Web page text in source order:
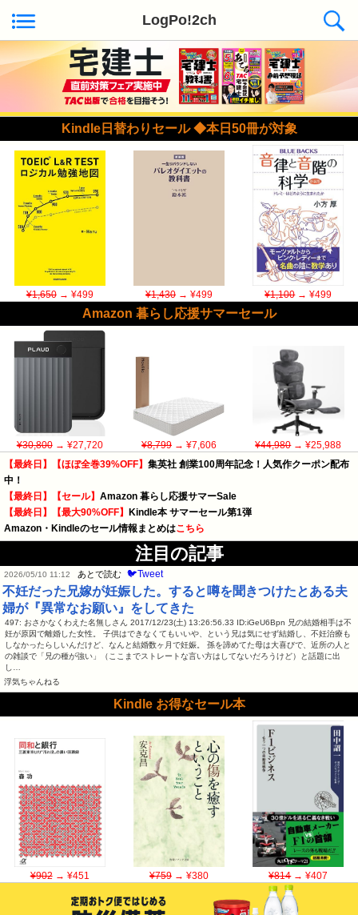
LogPo!2ch
Kindle日替わりセール ◆本日50冊が対象
¥1,650→ ¥499 ¥1,430→ ¥499 ¥1,100→ ¥499
Amazon 暮らし応援サマーセール
¥30,800→ ¥27,720 ¥8,799→ ¥7,606 ¥44,980→ ¥25,988
【最終日】【ほぼ全巻39%OFF】 集英社 創業100周年記念！人気作クーポン配布
中！
【最終日】【セール】 Amazon 暮らし応援サマーSale
【最終日】【最大90%OFF】
Kindle本 サマーセール第1弾
Amazon・Kindleのセール情報まとめはこちら
注目の記事
2026/05/10 11:12 あとで読む 🐦Tweet
不妊だった兄嫁が妊娠した。すると噂を聞きつけたとある夫
婦が『異常なお願い』をしてきた
497: おさかなくわえた名無しさん 2017/12/23(土) 13:26:56.33 ID:iGeU6Bpn 兄の結婚相手は不
妊が原因で離婚した女性。 子供はできなくてもいいや、という兄は気にせず結婚し、不妊治療も
しなかったらしいんだけど、なんと結婚数ヶ月で妊娠。 孫を諦めてた母は大喜びで、近所の人と
の雑談で「兄の種が強い」（ここまでストレートな言い方はしてないだろうけど）と話題に出
し…
浮気ちゃんねる
Kindle お得なセール本
¥902→ ¥451 ¥759→ ¥380 ¥814→ ¥407